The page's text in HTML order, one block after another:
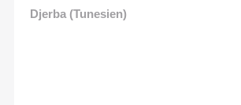
Djerba (Tunesien)